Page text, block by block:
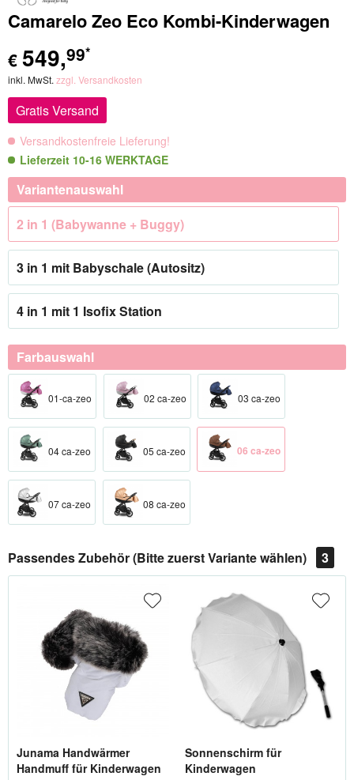
Camarelo Zeo Eco Kombi-Kinderwagen
€ 549,99*
inkl. MwSt. zzgl. Versandkosten
Gratis Versand
Versandkostenfreie Lieferung!
Lieferzeit 10-16 WERKTAGE
Variantenauswahl
2 in 1 (Babywanne + Buggy)
3 in 1 mit Babyschale (Autositz)
4 in 1 mit 1 Isofix Station
Farbauswahl
01-ca-zeo 02 ca-zeo 03 ca-zeo
04 ca-zeo 05 ca-zeo 06 ca-zeo
07 ca-zeo 08 ca-zeo
Passendes Zubehör (Bitte zuerst Variante wählen) 3
Junama Handwärmer
Handmuff für Kinderwagen
Sonnenschirm für
Kinderwagen